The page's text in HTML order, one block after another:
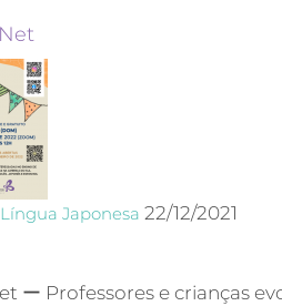
Língua Japonesa 22/12/2021
ー Professores e crianças